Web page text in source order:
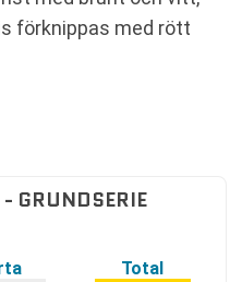
förknippas med rött
GRUNDSERIE
Total